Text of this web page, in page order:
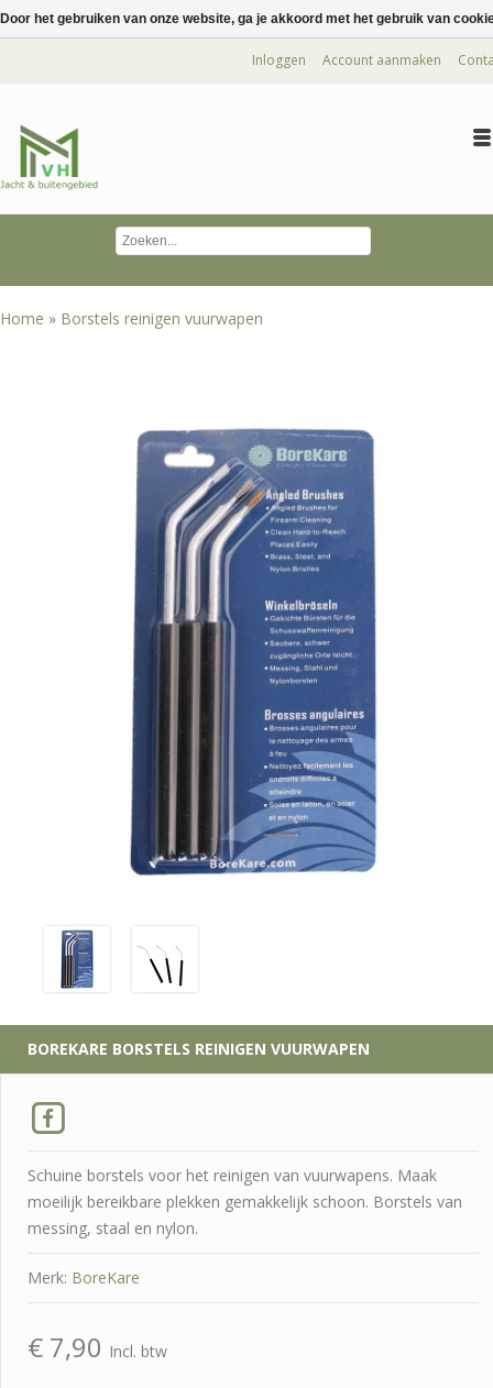
Inloggen Account aanmaken
Home » Borstels reinigen vuurwapen
BOREKARE BORSTELS REINIGEN VUURWAPEN
Schuine borstels voor het reinigen van vuurwapens. Maak
moeilijk bereikbare plekken gemakkelijk schoon. Borstels van
messing, staal en nylon.
Merk: BoreKare
€ 7,90 Incl. btw
Door het gebruiken van onze website, ga je akkoord met het gebruik van